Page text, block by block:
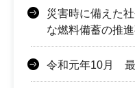
災害時に備えた
な燃料備蓄の推
令和元年10月 最